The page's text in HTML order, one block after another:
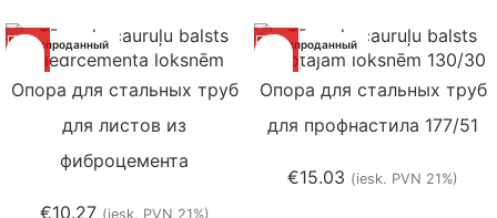
Распроданный
Опора для стальных труб
для листов из
фиброцемента
€10.27 (iesk. PVN 21%)
Распроданный
Опора для стальных труб
для профнастила 177/51
€15.03 (iesk. PVN 21%)